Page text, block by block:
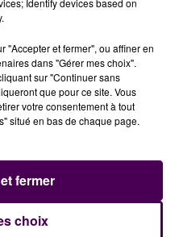
par semaine. Nous
tout le monde,mais mon
de produits frais
œufs pour que les repas
Lemetter.
"Accepter et fermer", ou affiner en
dans "Gérer mes choix".
sur "Continuer sans
que pour ce site. Vous
votre consentement à tout
situé en bas de chaque page.
choix
fermer